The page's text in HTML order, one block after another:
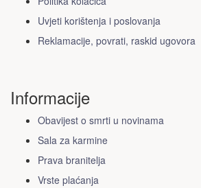
Uvjeti korištenja i poslovanja
Reklamacije, povrati, raskid ugovora
Informacije
Obavijest o smrti u novinama
Sala za karmine
Prava branitelja
Vrste plaćanja